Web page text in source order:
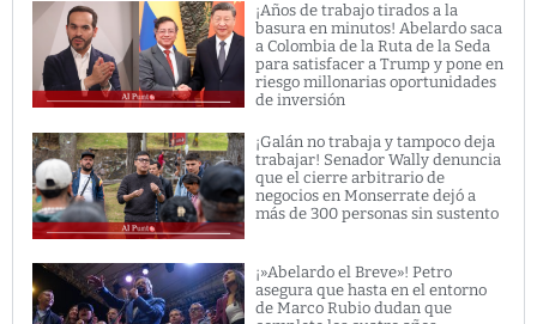
¡Años de trabajo tirados a la
basura en minutos! Abelardo saca
a Colombia de la Ruta de la Seda
para satisfacer a Trump y pone en
riesgo millonarias oportunidades
de inversión
¡Galán no trabaja y tampoco deja
trabajar! Senador Wally denuncia
que el cierre arbitrario de
negocios en Monserrate dejó a
más de 300 personas sin sustento
¡»Abelardo el Breve»! Petro
asegura que hasta en el entorno
de Marco Rubio dudan que